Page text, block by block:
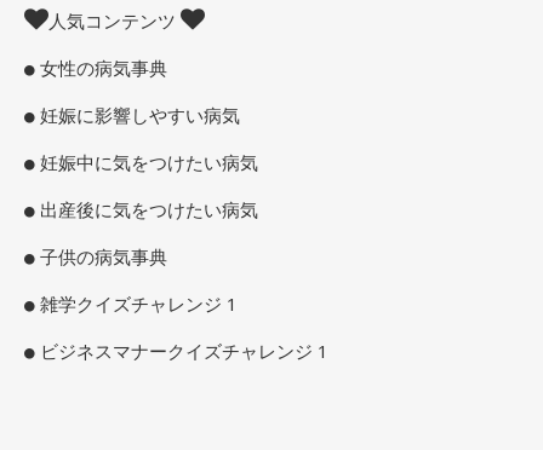
人気コンテンツ
女性の病気事典
妊娠に影響しやすい病気
妊娠中に気をつけたい病気
出産後に気をつけたい病気
子供の病気事典
雑学クイズチャレンジ 1
ビジネスマナークイズチャレンジ 1